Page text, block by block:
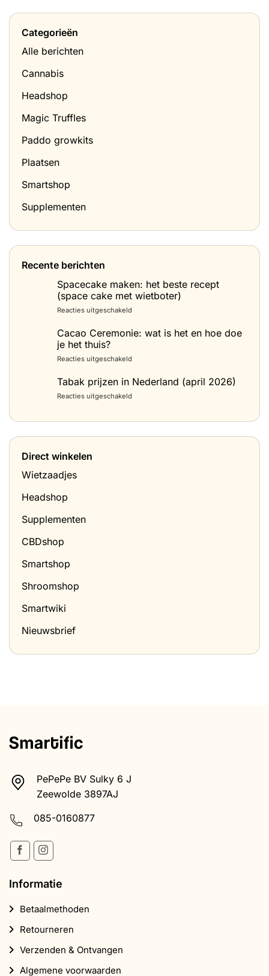
Categorieën
Alle berichten
Cannabis
Headshop
Magic Truffles
Paddo growkits
Plaatsen
Smartshop
Supplementen
Recente berichten
Spacecake maken: het beste recept
(space cake met wietboter)
Reacties uitgeschakeld
maken:
het
cake
Cacao Ceremonie: wat is het en hoe doe
je het thuis?
Reacties uitgeschakeld
Ceremonie:
wat
doe
Tabak prijzen in Nederland (april 2026)
Reacties uitgeschakeld
Nederland
Direct winkelen
Wietzaadjes
Headshop
Supplementen
CBDshop
Smartshop
Shroomshop
Smartwiki
Nieuwsbrief
PePePe BV Sulky 6 J
Zeewolde 3897AJ
085-0160877
Informatie
Betaalmethoden
Retourneren
Verzenden & Ontvangen
Algemene voorwaarden